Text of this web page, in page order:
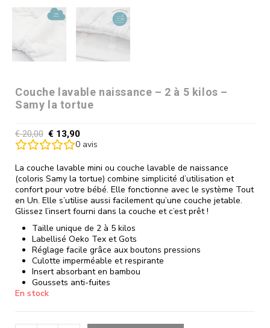
Couche lavable naissance – 2 à 5 kilos –
Samy la tortue
€20,00 € 13,90
0 avis
La couche lavable mini ou couche lavable de naissance
(coloris Samy la tortue) combine simplicité d’utilisation et
confort pour votre bébé. Elle fonctionne avec le système Tout
en Un. Elle s’utilise aussi facilement qu’une couche jetable.
Glissez l’insert fourni dans la couche et c’est prêt !
Taille unique de 2 à 5 kilos
Labellisé Oeko Tex et Gots
Réglage facile grâce aux boutons pressions
Culotte imperméable et respirante
Insert absorbant en bambou
Goussets anti-fuites
En stock